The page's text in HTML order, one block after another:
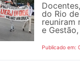
do Rio
reuniram
e
Publicado em: